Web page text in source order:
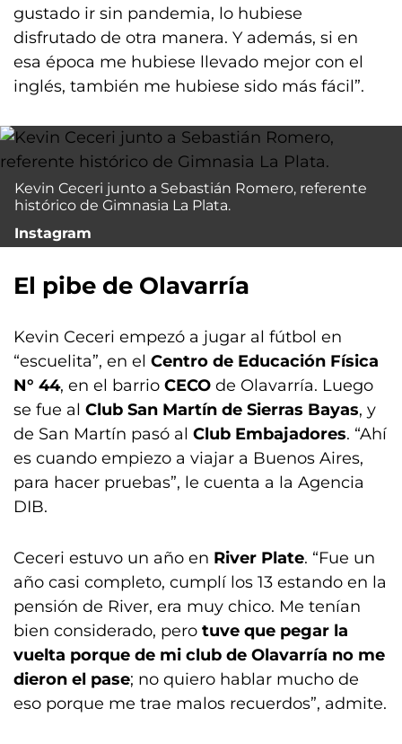
gustado ir sin pandemia, lo hubiese
disfrutado de otra manera. Y además, si en
esa época me hubiese llevado mejor con el
inglés, también me hubiese sido más fácil”.
Kevin Ceceri junto a Sebastián Romero, referente
histórico de Gimnasia La Plata.
Instagram
El pibe de Olavarría
Kevin Ceceri empezó a jugar al fútbol en
“escuelita”, en el Centro de Educación Física
N° 44, en el barrio CECO de Olavarría. Luego
se fue al Club San Martín de Sierras Bayas, y
de San Martín pasó al Club Embajadores. “Ahí
es cuando empiezo a viajar a Buenos Aires,
para hacer pruebas”, le cuenta a la Agencia
DIB.
Ceceri estuvo un año en River Plate. “Fue un
año casi completo, cumplí los 13 estando en la
pensión de River, era muy chico. Me tenían
bien considerado, pero tuve que pegar la
vuelta porque de mi club de Olavarría no me
dieron el pase; no quiero hablar mucho de
eso porque me trae malos recuerdos”, admite.